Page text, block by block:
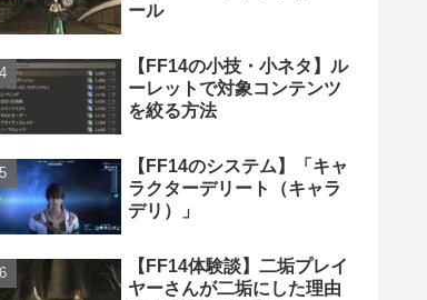
ール
【FF14の小技・小ネタ】ル
ーレットで対象コンテンツ
を絞る方法
【FF14のシステム】「キャ
ラクターデリート（キャラ
デリ）」
【FF14体験談】二垢プレイ
ヤーさんが二垢にした理由